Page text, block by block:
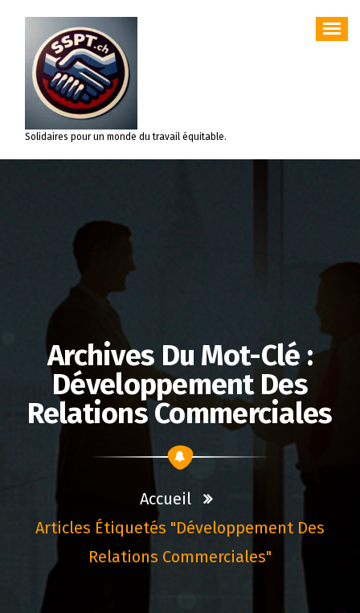
contenu
Solidaires pour un monde du travail équitable.
Archives Du Mot-Clé :
Développement Des
Relations Commerciales
Accueil
Articles Étiquetés "développement Des
Relations Commerciales"